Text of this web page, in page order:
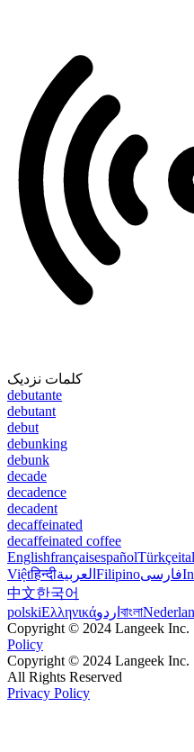
کلمات نزدیک
debutante
debutant
debut
debunking
debunk
decade
decadence
decadent
decaffeinated
decaffeinated coffee
EnglishfrançaisespañolTürkçe
Việtहिन्दीالعربية Filipinoفارسی
中文한국어
polskiΕλληνικάاردو বাংলা
Copyright © 2024 Langeek Inc.
Policy
Copyright © 2024 Langeek Inc.
All Rights Reserved
Privacy Policy